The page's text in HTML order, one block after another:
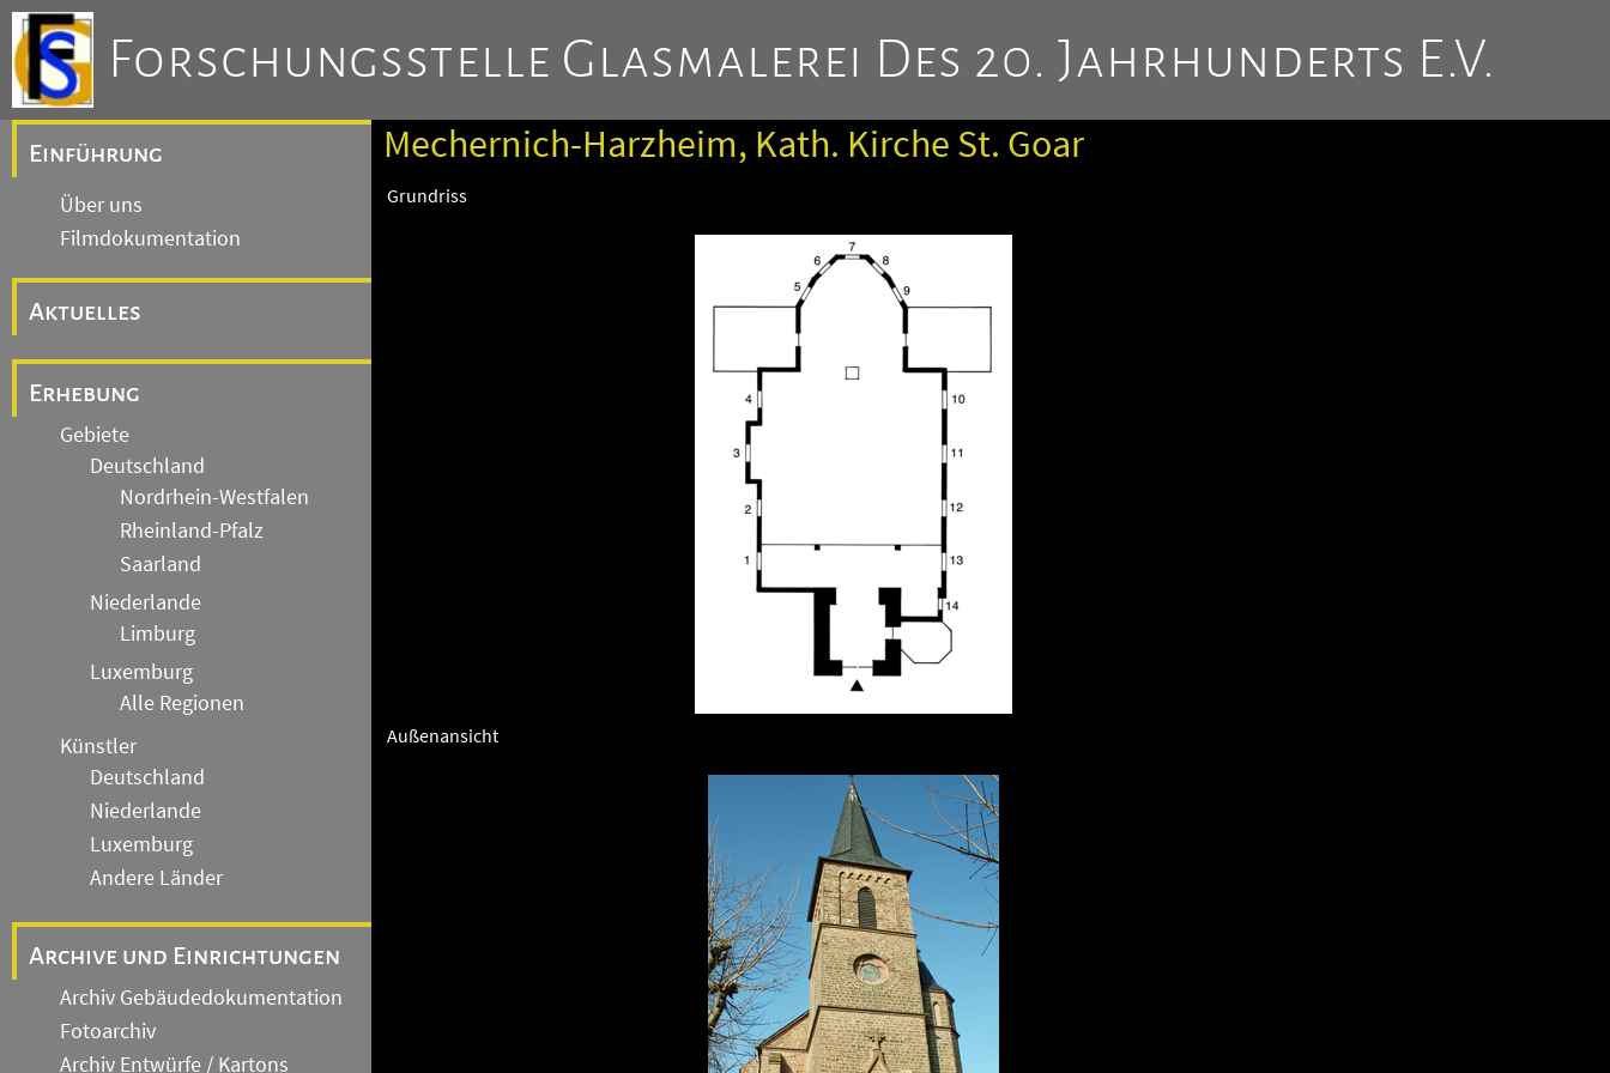
Forschungsstelle Glasmalerei Des 20. Jahrhunderts E.V.
Einführung
Über uns
Filmdokumentation
Aktuelles
Erhebung
Gebiete
Deutschland
Nordrhein-Westfalen
Rheinland-Pfalz
Saarland
Niederlande
Limburg
Luxemburg
Alle Regionen
Künstler
Deutschland
Niederlande
Luxemburg
Andere Länder
Archive und Einrichtungen
Archiv Gebäudedokumentation
Fotoarchiv
Archiv Entwürfe / Kartons
Mechernich-Harzheim, Kath. Kirche St. Goar
Grundriss
Außenansicht